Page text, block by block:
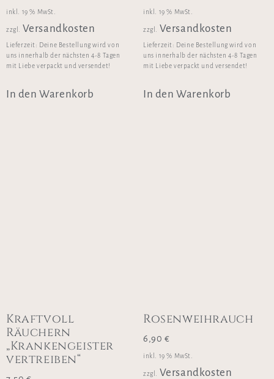
inkl. 19 % MwSt.
zzgl. Versandkosten
Lieferzeit: Deine Bestellung wird von
uns innerhalb der nächsten 4-8 Tagen
mit Liebe verpackt und versendet!
In den Warenkorb
inkl. 19 % MwSt.
zzgl. Versandkosten
Lieferzeit: Deine Bestellung wird von
uns innerhalb der nächsten 4-8 Tagen
mit Liebe verpackt und versendet!
In den Warenkorb
Kraftvoll
Räuchern
„Krankengeister
vertreiben“
Rosenweihrauch
6,90 €
inkl. 19 % MwSt.
zzgl. Versandkosten